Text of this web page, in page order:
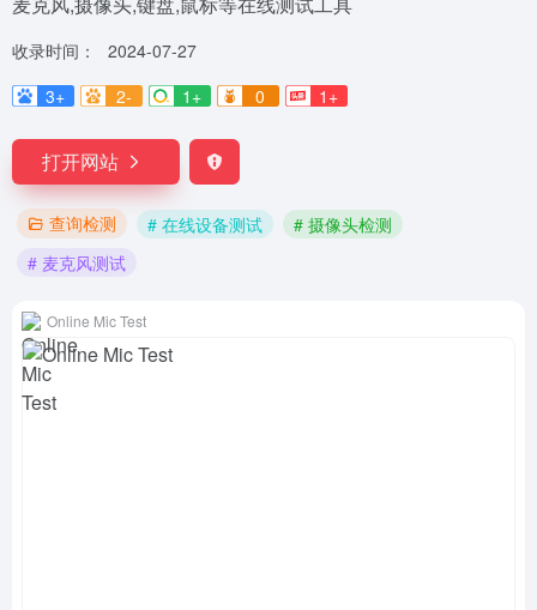
收录时间：
2024-07-27
3+
2- 1+ 0 1+
打开网站
查询检测 # 在线设备测试
# 摄像头检测
# 麦克风测试
Online Mic Test